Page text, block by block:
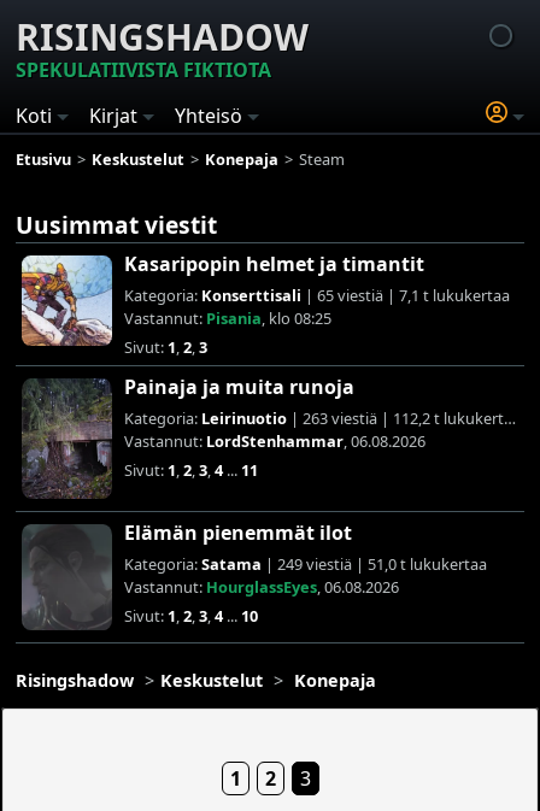
RISINGSHADOW
SPEKULATIIVISTA FIKTIOTA
Koti
Kirjat Yhteisö
Etusivu Keskustelut Konepaja Steam
Uusimmat viestit
Kasaripopin helmet ja timantit
Kategoria: Konserttisali | 65 viestiä | 7,1 t lukukertaa
Vastannut: Pisania , klo 08:25
Sivut: 1 ,2 ,3
Painaja ja muita runoja
Kategoria: Leirinuotio | 263 viestiä | 112,2 t lukukertaa
Vastannut: LordStenhammar , 06.08.2026
Sivut: 1 ,2 ,3 ,4... 11
Elämän pienemmät ilot
Kategoria:Satama | 249 viestiä | 51,0 t lukukertaa
Vastannut: HourglassEyes , 06.08.2026
Sivut: 1 ,2 ,3 ,4... 10
Risingshadow Keskustelut Konepaja
1 2 3